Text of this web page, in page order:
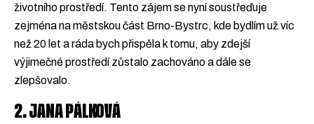
životního prostředí. Tento zájem se nyní soustřeďuje
zejména na městskou část Brno-Bystrc, kde bydlím už víc
než 20 let a ráda bych přispěla k tomu, aby zdejší
výjimečné prostředí zůstalo zachováno a dále se
zlepšovalo.
2. JANA PÁLKOVÁ